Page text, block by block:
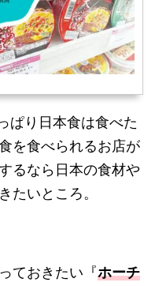
ぱり日本食は食べた
を食べられるお店が
るなら日本の食材や
たいところ。
ておきたい『ホーチ